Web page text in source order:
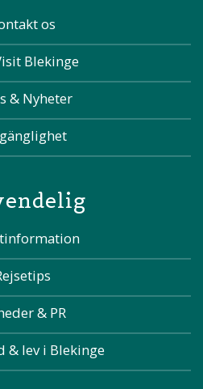
os
Blekinge
& Nyheter
& PR
& lev i Blekinge